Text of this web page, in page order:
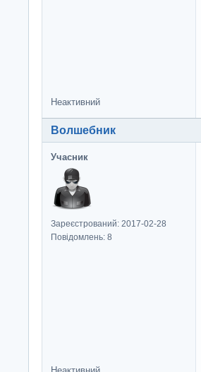
Неактивний
Волшебник
Учасник
Зареєстрований: 2017-02-28
Повідомлень: 8